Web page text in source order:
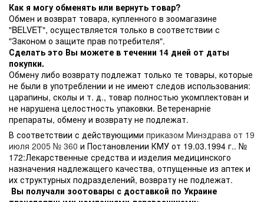
Как я могу обменять или вернуть товар?
Обмен и возврат товара, купленного в зоомагазине
"BELVET", осуществляется только в соответствии с
"Законом о защите прав потребителя".
Сделать это Вы можете в течении 14 дней от даты
покупки.
Обмену либо возврату подлежат только те товары, которые
не были в употреблении и не имеют следов использования:
царапины, сколы и т. д., товар полностью укомплектован и
не нарушена целостность упаковки. Ветеренарніе
препараты, обмену и возврату не подлежат.
В соответствии с действующими приказом Минздрава от 19
июля 2005 № 360 и Постановлении КМУ от 19.03.1994 г.. №
172:Лекарственные средства и изделия медицинского
назначения надлежащего качества, отпущенные из аптек и
их структурных подразделений, возврату не подлежат.
Вы получали зоотовары с доставкой по Украине